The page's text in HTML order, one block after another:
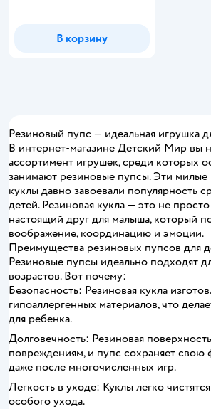
В корзину
Резиновый пупс — идеальная игрушка
В интернет-магазине Детский Мир вы
ассортимент игрушек, среди которых
занимают резиновые пупсы. Эти милые
куклы давно завоевали популярность
детей. Резиновая кукла — это не
настоящий друг для малыша, который
воображение, координацию и эмоции.
Преимущества резиновых пупсов для
Резиновые пупсы идеально подходят
возрастов. Вот почему:
Безопасность: Резиновая кукла
гипоаллергенных материалов, что
для ребенка.
Долговечность: Резиновая
повреждениям, и пупс сохраняет свою
даже после многочисленных игр.
Легкость в уходе: Куклы легко
особого ухода.